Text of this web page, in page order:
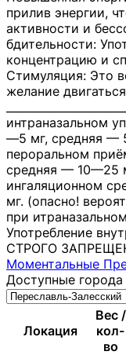
прилив энергии,
активности и
бдительности:
концентрацию и
Стимуляция: Это
желание
интраназальном
—5 мг, средняя —
пероральном
средняя — 10—25
ингаляционном
мг. (опасно!
при
Употребление
СТРОГО
Моментальные
Доступные города
Локация
Вес /
кол-
во